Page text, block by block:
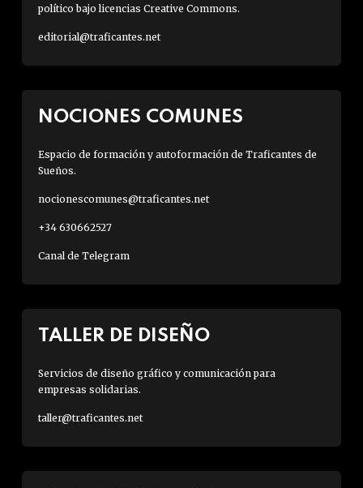
político bajo licencias Creative Commons.
editorial@traficantes.net
NOCIONES COMUNES
Espacio de formación y autoformación de Traficantes de
Sueños.
nocionescomunes@traficantes.net
+34 630662527
Canal de Telegram
TALLER DE DISEÑO
Servicios de diseño gráfico y comunicación para
empresas solidarias.
taller@traficantes.net